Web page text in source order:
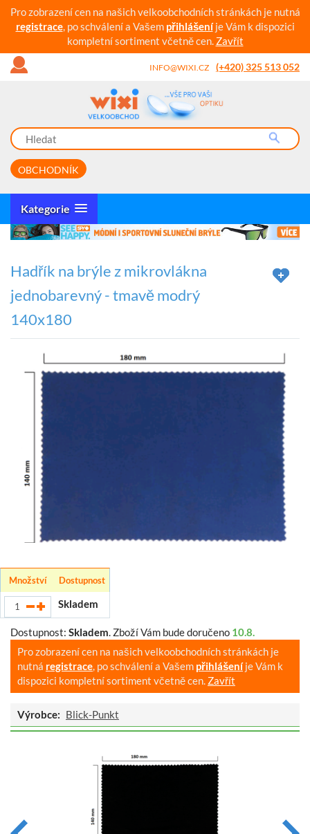
Pro zobrazení cen na našich velkoobchodních stránkách je nutná
registrace, po schválení a Vašem přihlášeníje Vám k dispozici
kompletní sortiment včetně cen. Zavřít
INFO@WIXI.CZ (+420) 325 513 052
OBCHODNÍK
Kategorie
Hadřík na brýle z mikrovlákna
jednobarevný - tmavě modrý
140x180
Množství Dostupnost
Skladem
Dostupnost: Skladem. Zboží Vám bude doručeno 10.8.
Pro zobrazení cen na našich velkoobchodních stránkách je
nutná registrace, po schválení a Vašem přihlášeníje Vám k
dispozici kompletní sortiment včetně cen. Zavřít
Výrobce: Blick-Punkt